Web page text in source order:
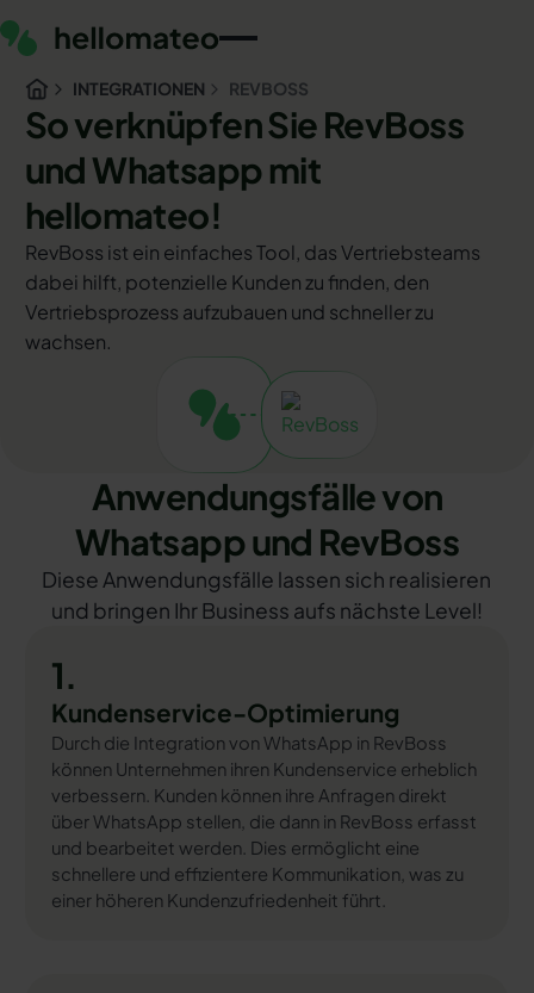
INTEGRATIONEN REVBOSS
So verknüpfen Sie RevBoss
und Whatsapp mit
hellomateo!
RevBoss ist ein einfaches Tool, das Vertriebsteams
dabei hilft, potenzielle Kunden zu finden, den
Vertriebsprozess aufzubauen und schneller zu
wachsen.
Anwendungsfälle von
Whatsapp und RevBoss
Diese Anwendungsfälle lassen sich realisieren
und bringen Ihr Business aufs nächste Level!
1.
Kundenservice-Optimierung
Durch die Integration von WhatsApp in RevBoss
können Unternehmen ihren Kundenservice erheblich
verbessern. Kunden können ihre Anfragen direkt
über WhatsApp stellen, die dann in RevBoss erfasst
und bearbeitet werden. Dies ermöglicht eine
schnellere und effizientere Kommunikation, was zu
einer höheren Kundenzufriedenheit führt.